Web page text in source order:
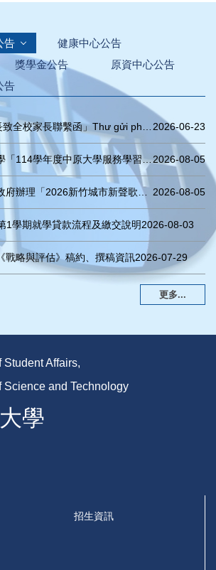
告
健康中心公告
獎學金公告
原資中心公告
告
115年暑假「校長致全校家長聯繫函」Thư gửi phụ huynh sinh viên – Kỳ nghỉ hè năm học 2026 (Bản dịch tiếng Việt)2026-06-23
【轉知】中原大學「114學年度中原大學服務學習年刊」線上閱覽資訊2026-08-05
【轉知】新竹市政府辦理「2026新竹城市新聲歌唱大賽」徵件公告 2026-08-05
1學期就學貸款流程及繳交說明2026-08-03
戰略與評估》稿約、撰稿資訊2026-07-29
更多...
Affairs,
Science and Technology
學
招生資訊